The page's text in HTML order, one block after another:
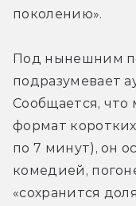
поколению».
Под нынешним
подразумевает
Сообщается, что
формат
по 7 минут), он
комедией,
«сохранится